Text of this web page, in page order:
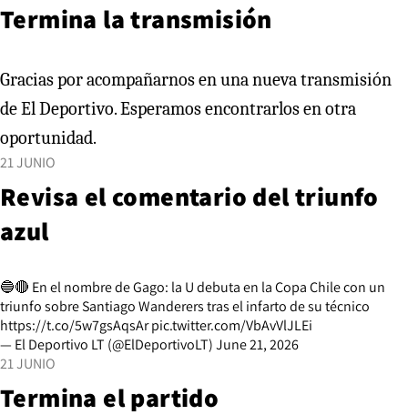
Termina la transmisión
Gracias por acompañarnos en una nueva transmisión
de El Deportivo. Esperamos encontrarlos en otra
oportunidad.
21 JUNIO
Revisa el comentario del triunfo
azul
🔵🔴 En el nombre de Gago: la U debuta en la Copa Chile con un
triunfo sobre Santiago Wanderers tras el infarto de su técnico
https://t.co/5w7gsAqsArpic.twitter.com/VbAvVlJLEi
— El Deportivo LT (@ElDeportivoLT)June 21, 2026
21 JUNIO
Termina el partido